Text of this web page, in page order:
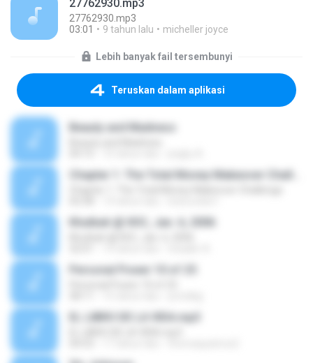
27762930.mp3
27762930.mp3
03:01
9 tahun lalu micheller joyce
Lebih banyak fail tersembunyi
Teruskan dalam aplikasi
Beauty and Madness
Khutbah @ IIOC, Jan. 6, 2006
Personal Power 10 of 25
EL LIBRO DE LA VIDA.mp3